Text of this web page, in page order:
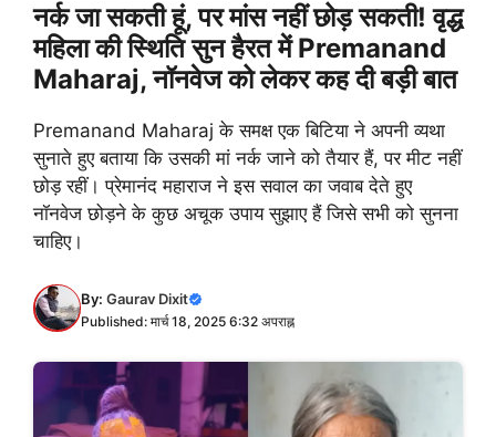
नर्क जा सकती हूं, पर मांस नहीं छोड़ सकती! वृद्ध
महिला की स्थिति सुन हैरत में Premanand
Maharaj, नॉनवेज को लेकर कह दी बड़ी बात
Premanand Maharaj के समक्ष एक बिटिया ने अपनी व्यथा
सुनाते हुए बताया कि उसकी मां नर्क जाने को तैयार हैं, पर मीट नहीं
छोड़ रहीं। प्रेमानंद महाराज ने इस सवाल का जवाब देते हुए
नॉनवेज छोड़ने के कुछ अचूक उपाय सुझाए हैं जिसे सभी को सुनना
चाहिए।
By: Gaurav Dixit
Published: मार्च 18, 2025 6:32 अपराह्न